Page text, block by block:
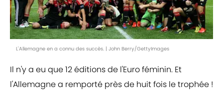
L'Allemagne en a connu des succès. | John Berry/GettyImages
Il n'y a eu que 12 éditions de l'Euro féminin. Et
l'Allemagne a remporté près de huit fois le trophée !